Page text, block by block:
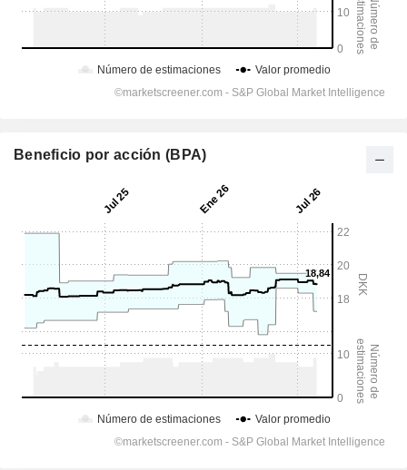
Beneficio por acción (BPA)